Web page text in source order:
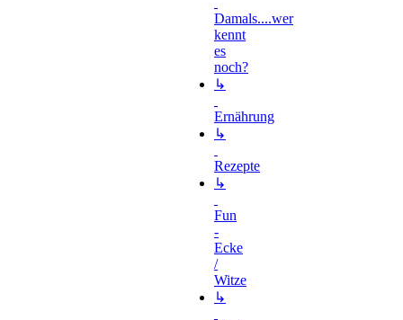
Damals....wer
kennt
es
noch?
↳
Ernährung
↳
Rezepte
↳
Fun
-
Ecke
/
Witze
↳